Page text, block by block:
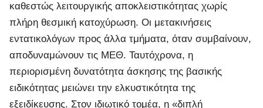
καθεστώς λειτουργικής αποκλειστικότητας χωρίς
πλήρη θεσμική κατοχύρωση. Οι μετακινήσεις
εντατικολόγων προς άλλα τμήματα, όταν συμβαίνουν,
αποδυναμώνουν τις ΜΕΘ. Ταυτόχρονα, η
περιορισμένη δυνατότητα άσκησης της βασικής
ειδικότητας μειώνει την ελκυστικότητα της
εξειδίκευσης. Στον ιδιωτικό τομέα, η «διπλή